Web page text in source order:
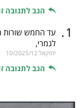
הגב לתגובה
1
. עד החמש שורות
לגמרי,
יחזקאל 10/2025/12
הגב לתגובה